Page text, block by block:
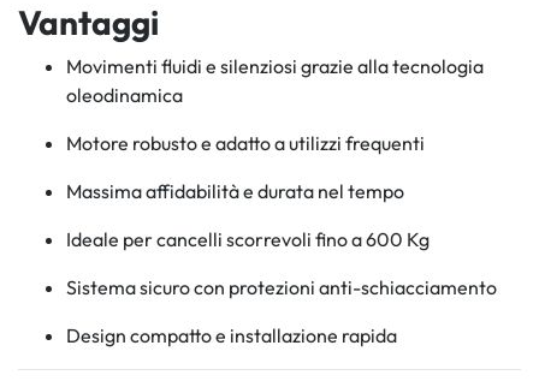
Vantaggi
Movimenti fluidi e silenziosi grazie alla tecnologia
oleodinamica
Motore robusto e adatto a utilizzi frequenti
Massima affidabilità e durata nel tempo
Ideale per cancelli scorrevoli fino a 600 Kg
Sistema sicuro con protezioni anti-schiacciamento
Design compatto e installazione rapida